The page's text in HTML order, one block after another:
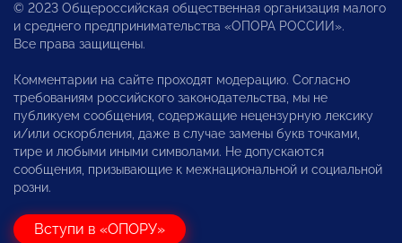
© 2023 Общероссийская общественная организация малого
и среднего предпринимательства «ОПОРА РОССИИ».
Все права защищены.
Комментарии на сайте проходят модерацию. Согласно
требованиям российского законодательства, мы не
публикуем сообщения, содержащие нецензурную лексику
и/или оскорбления, даже в случае замены букв точками,
тире и любыми иными символами. Не допускаются
сообщения, призывающие к межнациональной и социальной
розни.
Вступи в «ОПОРУ»